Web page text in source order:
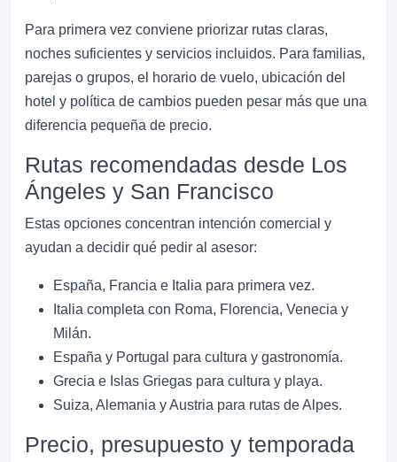
Para primera vez conviene priorizar rutas claras,
noches suficientes y servicios incluidos. Para familias,
parejas o grupos, el horario de vuelo, ubicación del
hotel y política de cambios pueden pesar más que una
diferencia pequeña de precio.
Rutas recomendadas desde Los
Ángeles y San Francisco
Estas opciones concentran intención comercial y
ayudan a decidir qué pedir al asesor:
España, Francia e Italia para primera vez.
Italia completa con Roma, Florencia, Venecia y
Milán.
España y Portugal para cultura y gastronomía.
Grecia e Islas Griegas para cultura y playa.
Suiza, Alemania y Austria para rutas de Alpes.
Precio, presupuesto y temporada